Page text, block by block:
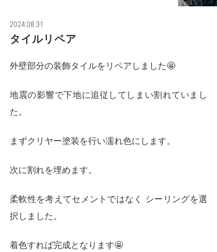
2024.08.31
タイルリペア
外壁部分の装飾タイルをリペアしました🤩
地震の影響で下地に追従してしまい割れていまし
た。
まずクリヤー塗装を行い濡れ色にします。
次に割れを埋めます。
柔軟性を考えてセメントではなく シーリングを選
択しました。
着色すれば完成となります🤩